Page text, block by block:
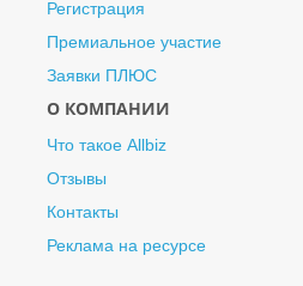
Регистрация
Премиальное участие
Заявки ПЛЮС
О КОМПАНИИ
Что такое Allbiz
Отзывы
Контакты
Реклама на ресурсе